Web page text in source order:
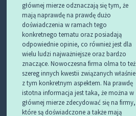
głównej mierze odznaczają się tym, że
mają naprawdę na prawdę dużo
doświadczenia w ramach tego
konkretnego tematu oraz posiadają
odpowiednie opinie, co również jest dla
wielu ludzi najważniejsze oraz bardzo
znaczące. Nowoczesna firma olma to też
szereg innych kwestii związanych właśnie
z tym konkretnym aspektem. Na prawdę
istotna informacja jest taka, że można w
głównej mierze zdecydować się na firmy,
które są doświadczone a także mają